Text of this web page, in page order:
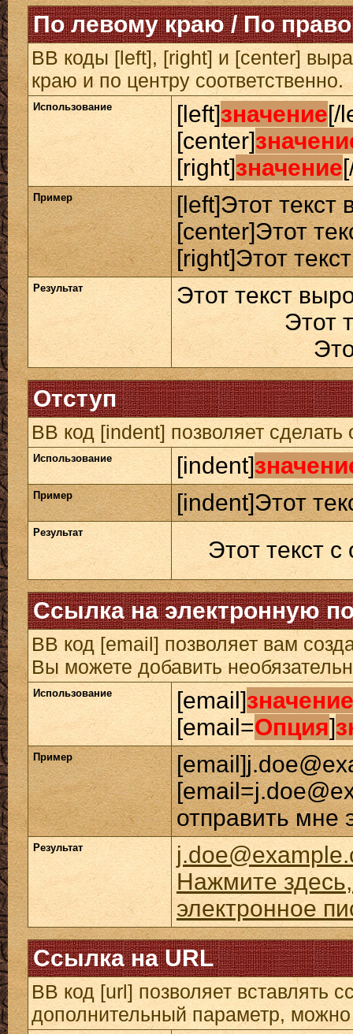
По левому краю / По
BB коды [left], [right] и [center]
краю и по центру соответственно.
Использование [left]значение[/
[center]
[right]значение
Пример
[left]Этот
[center]Этот
[right]Этот
Результат
Этот текст
Этот
Отступ
BB код [indent] позволяет сделать
Использование [indent]
Пример [indent]Этот
Результат
Этот текст с
Ссылка на электронную
BB код [email] позволяет вам
Вы можете добавить
Использование [email]значение
[email=Опция]
Пример
отправить мне
Результат
Нажмите
электронное
Ссылка на URL
BB код [url] позволяет
дополнительный параметр, можно